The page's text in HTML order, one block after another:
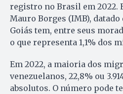
registro no Brasil em 2022.
Mauro Borges (IMB), datado
Goiás tem, entre seus
o que representa 1,1% dos
Em 2022, a maioria dos
venezuelanos, 22,8% ou
absolutos. O número pode